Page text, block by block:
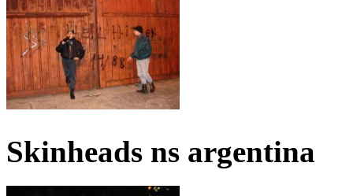
Skinheads ns argentina